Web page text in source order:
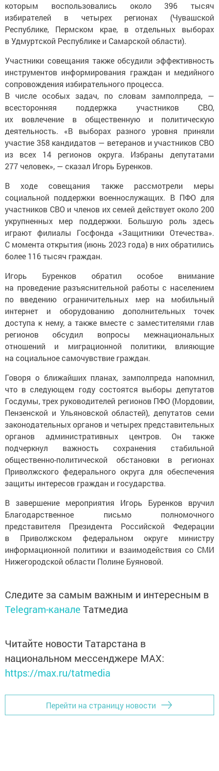
которым воспользовались около 396 тысяч
избирателей в четырех регионах (Чувашской
Республике, Пермском крае, в отдельных выборах
в Удмуртской Республике и Самарской области).
Участники совещания также обсудили эффективность
инструментов информирования граждан и медийного
сопровождения избирательного процесса.
В числе особых задач, по словам замполпреда, —
всесторонняя поддержка участников СВО,
их вовлечение в общественную и политическую
деятельность. «В выборах разного уровня приняли
участие 358 кандидатов — ветеранов и участников СВО
из всех 14 регионов округа. Избраны депутатами
277 человек», — сказал Игорь Буренков.
В ходе совещания также рассмотрели меры
социальной поддержки военнослужащих. В ПФО для
участников СВО и членов их семей действует около 200
укрупненных мер поддержки. Большую роль здесь
играют филиалы Госфонда «Защитники Отечества».
С момента открытия (июнь 2023 года) в них обратились
более 116 тысяч граждан.
Игорь Буренков обратил особое внимание
на проведение разъяснительной работы с населением
по введению ограничительных мер на мобильный
интернет и оборудованию дополнительных точек
доступа к нему, а также вместе с заместителями глав
регионов обсудил вопросы межнациональных
отношений и миграционной политики, влияющие
на социальное самочувствие граждан.
Говоря о ближайших планах, замполпреда напомнил,
что в следующем году состоятся выборы депутатов
Госдумы, трех руководителей регионов ПФО (Мордовии,
Пензенской и Ульяновской областей), депутатов семи
законодательных органов и четырех представительных
органов административных центров. Он также
подчеркнул важность сохранения стабильной
общественно-политической обстановки в регионах
Приволжского федерального округа для обеспечения
защиты интересов граждан и государства.
В завершение мероприятия Игорь Буренков вручил
Благодарственное письмо полномочного
представителя Президента Российской Федерации
в Приволжском федеральном округе министру
информационной политики и взаимодействия со СМИ
Нижегородской области Полине Буяновой.
Следите за самым важным и интересным в
Telegram-канале Татмедиа
Читайте новости Татарстана в
национальном мессенджере MАХ:
https://max.ru/tatmedia
Перейти на страницу новости